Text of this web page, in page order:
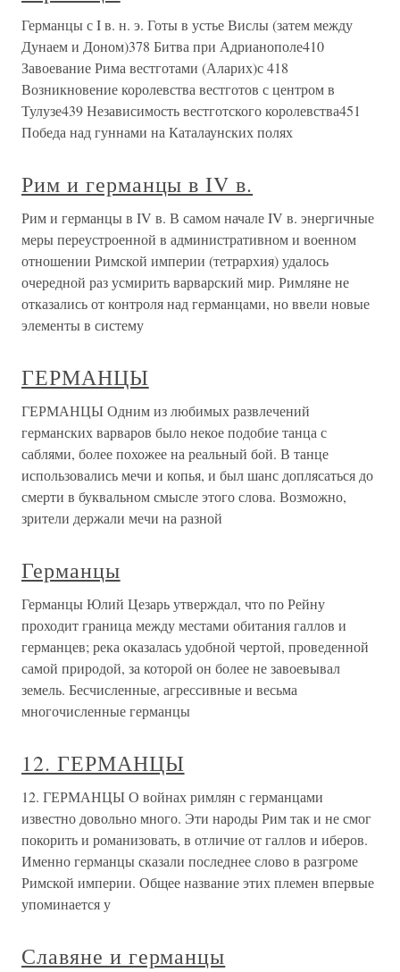
Германцы с I в. н. э. Готы в устье Вислы (затем между
Дунаем и Доном)378 Битва при Адрианополе410
Завоевание Рима вестготами (Аларих)с 418
Возникновение королевства вестготов с центром в
Тулузе439 Независимость вестготского королевства451
Победа над гуннами на Каталаунских полях
Рим и германцы в IV в.
Рим и германцы в IV в. В самом начале IV в. энергичные
меры переустроенной в административном и военном
отношении Римской империи (тетрархия) удалось
очередной раз усмирить варварский мир. Римляне не
отказались от контроля над германцами, но ввели новые
элементы в систему
ГЕРМАНЦЫ
ГЕРМАНЦЫ Одним из любимых развлечений
германских варваров было некое подобие танца с
саблями, более похожее на реальный бой. В танце
использовались мечи и копья, и был шанс доплясаться до
смерти в буквальном смысле этого слова. Возможно,
зрители держали мечи на разной
Германцы
Германцы Юлий Цезарь утверждал, что по Рейну
проходит граница между местами обитания галлов и
германцев; река оказалась удобной чертой, проведенной
самой природой, за которой он более не завоевывал
земель. Бесчисленные, агрессивные и весьма
многочисленные германцы
12. ГЕРМАНЦЫ
12. ГЕРМАНЦЫ О войнах римлян с германцами
известно довольно много. Эти народы Рим так и не смог
покорить и романизовать, в отличие от галлов и иберов.
Именно германцы сказали последнее слово в разгроме
Римской империи. Общее название этих племен впервые
упоминается у
Славяне и германцы